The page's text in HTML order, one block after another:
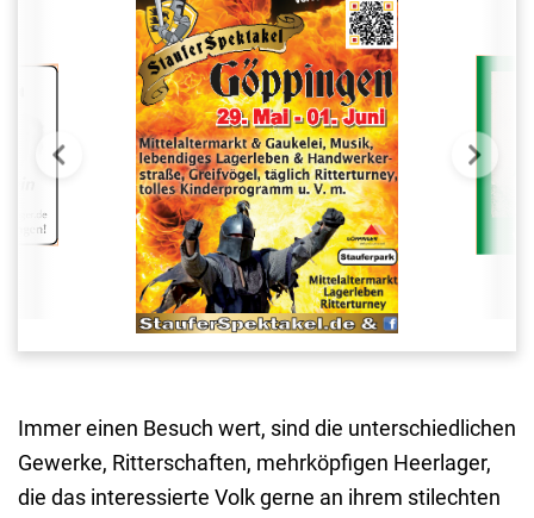
Immer einen Besuch wert, sind die unterschiedlichen
Gewerke, Ritterschaften, mehrköpfigen Heerlager,
die das interessierte Volk gerne an ihrem stilechten